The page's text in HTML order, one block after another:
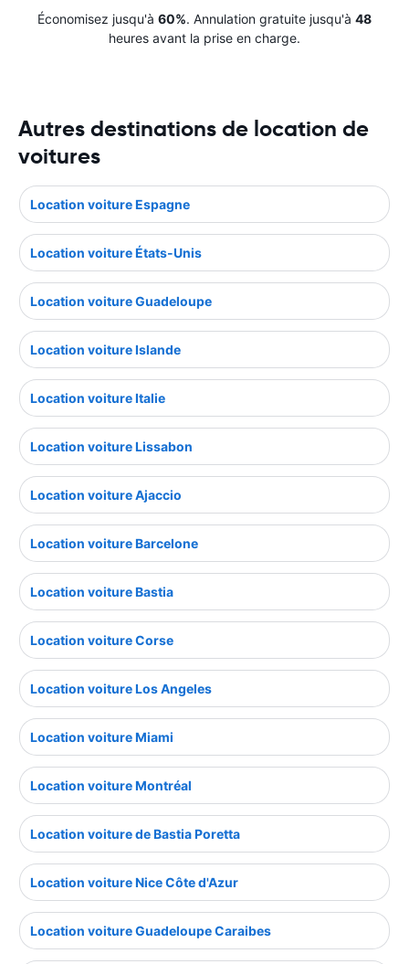
Économisez jusqu'à 60%. Annulation gratuite jusqu'à 48
heures avant la prise en charge.
Autres destinations de location de
voitures
Location voiture Espagne
Location voiture États-Unis
Location voiture Guadeloupe
Location voiture Islande
Location voiture Italie
Location voiture Lissabon
Location voiture Ajaccio
Location voiture Barcelone
Location voiture Bastia
Location voiture Corse
Location voiture Los Angeles
Location voiture Miami
Location voiture Montréal
Location voiture de Bastia Poretta
Location voiture Nice Côte d'Azur
Location voiture Guadeloupe Caraibes